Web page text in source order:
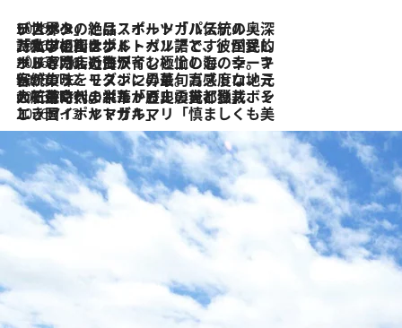
2026.8.8
リスボンの絶品スイーツ「パステル・デ・ナタ」とは？ポルトガル伝統の奥深い世界へ
2026.7.27
「私の祖国はポルトガル語です」国民的詩人フェルナンド・ペソアと、彼が愛した文学の街を歩く
2026.7.26
ポルトガル近海が育む極上の海の幸。キリリと冷えた白ワインと愉しむ、シーフード専門店の贅沢
2026.7.22
伝統の味をモダンに昇華。高感度な地元客が集う、リスボンの最旬ガストロノミー
2026.7.21
大航海時代の栄華から、震災、独裁、そして革命へ。ポルトガル・首都リスボンの石畳に刻まれた「歴史の光と影」
2026.7.13
エッセイ・ヤマザキマリ「慎ましくも美しき国 ポルトガル」